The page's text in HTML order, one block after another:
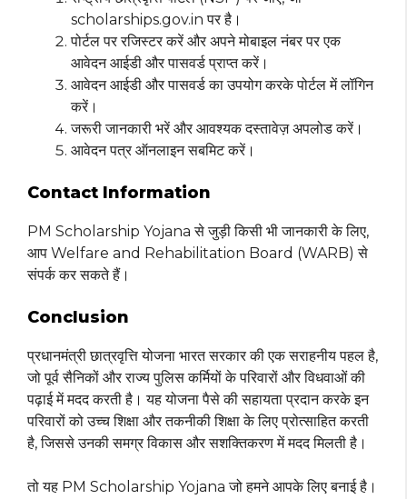
scholarships.gov.in पर है।
पोर्टल पर रजिस्टर करें और अपने मोबाइल नंबर पर एक
आवेदन आईडी और पासवर्ड प्राप्त करें।
आवेदन आईडी और पासवर्ड का उपयोग करके पोर्टल में लॉगिन
करें।
जरूरी जानकारी भरें और आवश्यक दस्तावेज़ अपलोड करें।
आवेदन पत्र ऑनलाइन सबमिट करें।
Contact Information
PM Scholarship Yojana से जुड़ी किसी भी जानकारी के लिए,
आप Welfare and Rehabilitation Board (WARB) से
संपर्क कर सकते हैं।
Conclusion
प्रधानमंत्री छात्रवृत्ति योजना भारत सरकार की एक सराहनीय पहल है,
जो पूर्व सैनिकों और राज्य पुलिस कर्मियों के परिवारों और विधवाओं की
पढ़ाई में मदद करती है। यह योजना पैसे की सहायता प्रदान करके इन
परिवारों को उच्च शिक्षा और तकनीकी शिक्षा के लिए प्रोत्साहित करती
है, जिससे उनकी समग्र विकास और सशक्तिकरण में मदद मिलती है।
तो यह PM Scholarship Yojana जो हमने आपके लिए बनाई है।